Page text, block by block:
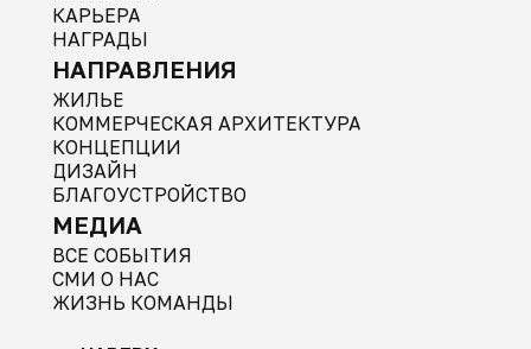
КАРЬЕРА
НАГРАДЫ
НАПРАВЛЕНИЯ
ЖИЛЬЕ
КОММЕРЧЕСКАЯ АРХИТЕКТУРА
КОНЦЕПЦИИ
ДИЗАЙН
БЛАГОУСТРОЙСТВО
МЕДИА
ВСЕ СОБЫТИЯ
СМИ О НАС
ЖИЗНЬ КОМАНДЫ